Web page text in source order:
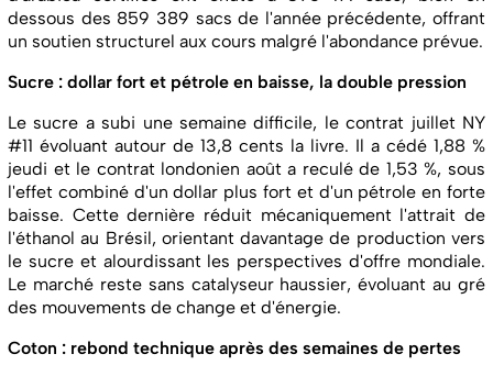
dessous des 859 389 sacs de l'année précédente, offrant
un soutien structurel aux cours malgré l'abondance prévue.
Sucre : dollar fort et pétrole en baisse, la double pression
Le sucre a subi une semaine difficile, le contrat juillet NY
#11 évoluant autour de 13,8 cents la livre. Il a cédé 1,88 %
jeudi et le contrat londonien août a reculé de 1,53 %, sous
l'effet combiné d'un dollar plus fort et d'un pétrole en forte
baisse. Cette dernière réduit mécaniquement l'attrait de
l'éthanol au Brésil, orientant davantage de production vers
le sucre et alourdissant les perspectives d'offre mondiale.
Le marché reste sans catalyseur haussier, évoluant au gré
des mouvements de change et d'énergie.
Coton : rebond technique après des semaines de pertes